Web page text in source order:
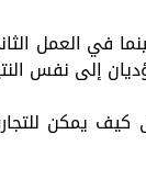
في العمل
إلى نفس
يمكن